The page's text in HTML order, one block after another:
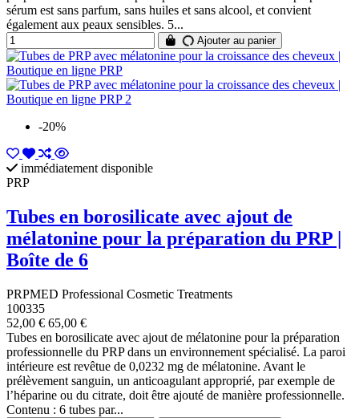
sérum est sans parfum, sans huiles et sans alcool, et convient
également aux peaux sensibles. 5...
Ajouter au panier
-20%
immédiatement disponible
PRP
Tubes en borosilicate avec ajout de
mélatonine pour la préparation du PRP |
Boîte de 6
PRPMED Professional Cosmetic Treatments
100335
52,00 € 65,00 €
Tubes en borosilicate avec ajout de mélatonine pour la préparation
professionnelle du PRP dans un environnement spécialisé. La paroi
intérieure est revêtue de 0,0232 mg de mélatonine. Avant le
prélèvement sanguin, un anticoagulant approprié, par exemple de
l’héparine ou du citrate, doit être ajouté de manière professionnelle.
Contenu : 6 tubes par...